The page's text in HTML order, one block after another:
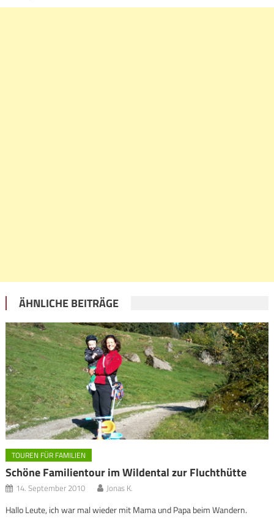
ÄHNLICHE BEITRÄGE
TOUREN FÜR FAMILIEN
Schöne Familientour im Wildental zur Fluchthütte
14. September 2010 Jonas K.
Hallo Leute, ich war mal wieder mit Mama und Papa beim Wandern.